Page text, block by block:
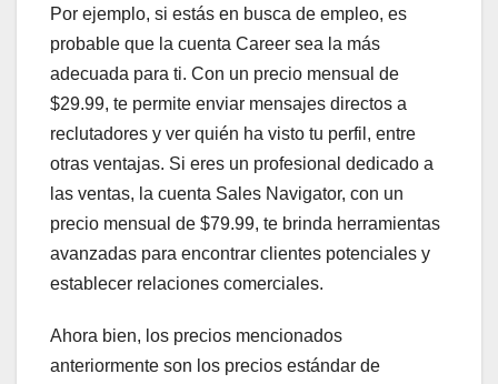
Por ejemplo, si estás en busca de empleo, es
probable que la cuenta Career sea la más
adecuada para ti. Con un precio mensual de
$29.99, te permite enviar mensajes directos a
reclutadores y ver quién ha visto tu perfil, entre
otras ventajas. Si eres un profesional dedicado a
las ventas, la cuenta Sales Navigator, con un
precio mensual de $79.99, te brinda herramientas
avanzadas para encontrar clientes potenciales y
establecer relaciones comerciales.
Ahora bien, los precios mencionados
anteriormente son los precios estándar de